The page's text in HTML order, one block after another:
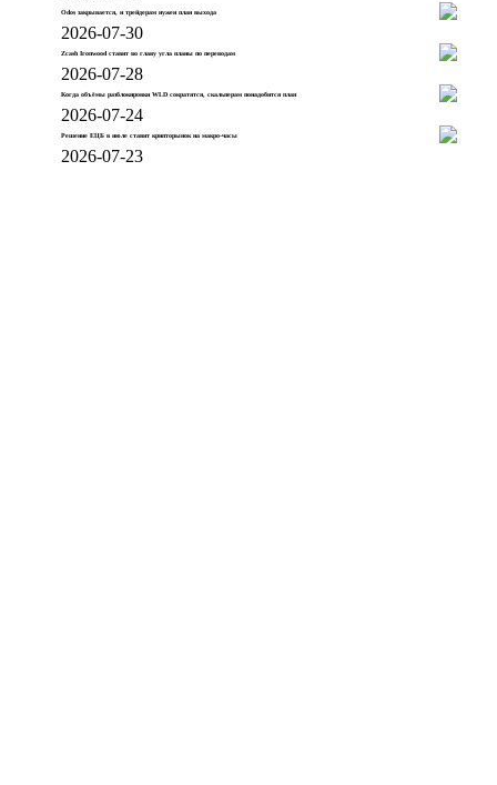
Odos закрывается, и трейдерам нужен план выхода
2026-07-30
Zcash Ironwood ставит во главу угла планы по переводам
2026-07-28
Когда объёмы разблокировки WLD сократятся, скальперам понадобится план
2026-07-24
Решение ЕЦБ в июле ставит крипторынок на макро-часы
2026-07-23